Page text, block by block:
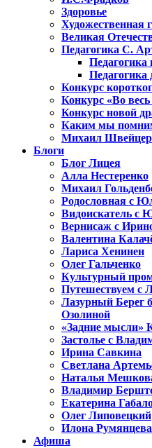
Здоровье
Художественная
Великая
Педагогика С.
Педагогика
Конкурс
Конкурс «Во весь
Конкурс новой
Каким мы
Михаил Швейцер
Блоги
Блог Лицея
Алла Нестеренко
Михаил
Родословная с
Видоискатель с
Вернисаж с
Валентина
Лариса Хенинен
Олег Гальченко
Культурный
Путешествуем с
Лазурный Берег
Озолиной
«Задние
Застолье с
Ирина Савкина
Светлана
Наталья
Владимир
Екатерина
Олег Липовецкий
Илона Румянцева
Афиша